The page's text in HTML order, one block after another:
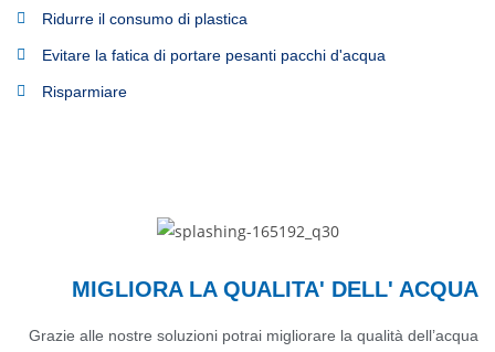
Ridurre il consumo di plastica
Evitare la fatica di portare pesanti pacchi d'acqua
Risparmiare
MIGLIORA LA QUALITA' DELL' ACQUA
Grazie alle nostre soluzioni potrai migliorare la qualità dell’acqua